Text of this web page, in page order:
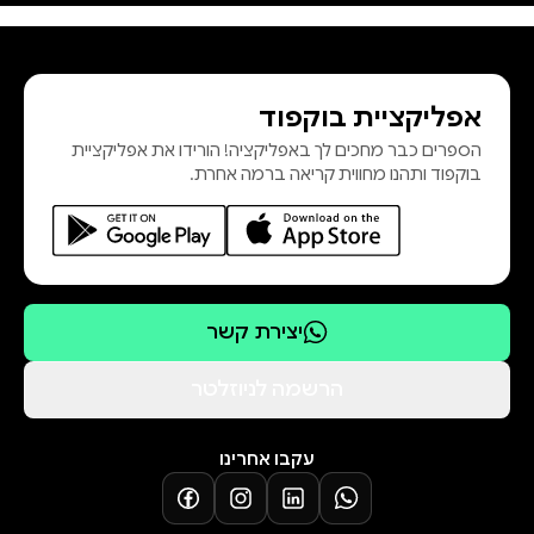
מוצאים משמעות בעולם שהכאוס אורב
בו ממש מעבר לפינה. ספרו הראשון
של סטיבן הול, כריש זיכרון, היה
רב־מכר עולמי עט
אפליקציית בוקפוד
הספרים כבר מחכים לך באפליקציה! הורידו את אפליקציית
בוקפוד ותהנו מחווית קריאה ברמה אחרת.
יצירת קשר
עקבו אחרינו